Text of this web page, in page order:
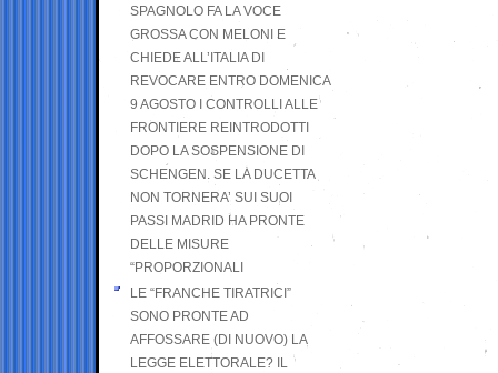
SPAGNOLO FA LA VOCE
GROSSA CON MELONI E
CHIEDE ALL’ITALIA DI
REVOCARE ENTRO DOMENICA
9 AGOSTO I CONTROLLI ALLE
FRONTIERE REINTRODOTTI
DOPO LA SOSPENSIONE DI
SCHENGEN. SE LA DUCETTA
NON TORNERA’ SUI SUOI
PASSI MADRID HA PRONTE
DELLE MISURE
“PROPORZIONALI
LE “FRANCHE TIRATRICI”
SONO PRONTE AD
AFFOSSARE (DI NUOVO) LA
LEGGE ELETTORALE? IL